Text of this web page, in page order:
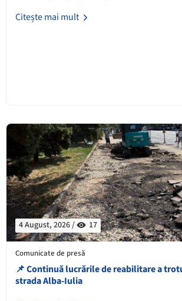
Citește mai mult
4 August, 2026 / 17
Comunicate de presă
📌 Continuă lucrările de reabilitare a
strada Alba-Iulia